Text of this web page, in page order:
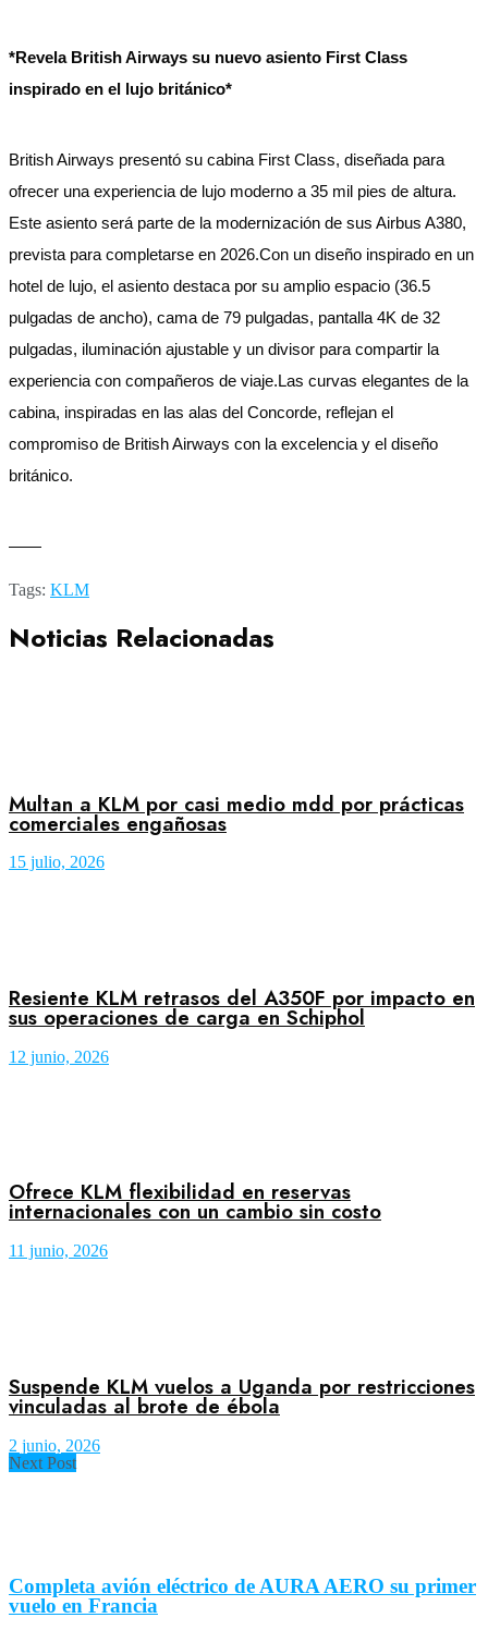
*Revela British Airways su nuevo asiento First Class
inspirado en el lujo británico*
British Airways presentó su cabina First Class, diseñada para
ofrecer una experiencia de lujo moderno a 35 mil pies de altura.
Este asiento será parte de la modernización de sus Airbus A380,
prevista para completarse en 2026.Con un diseño inspirado en un
hotel de lujo, el asiento destaca por su amplio espacio (36.5
pulgadas de ancho), cama de 79 pulgadas, pantalla 4K de 32
pulgadas, iluminación ajustable y un divisor para compartir la
experiencia con compañeros de viaje.Las curvas elegantes de la
cabina, inspiradas en las alas del Concorde, reflejan el
compromiso de British Airways con la excelencia y el diseño
británico.
——
Tags: KLM
Noticias Relacionadas
Multan a KLM por casi medio mdd por prácticas
comerciales engañosas
15 julio, 2026
Resiente KLM retrasos del A350F por impacto en
sus operaciones de carga en Schiphol
12 junio, 2026
Ofrece KLM flexibilidad en reservas
internacionales con un cambio sin costo
11 junio, 2026
Suspende KLM vuelos a Uganda por restricciones
vinculadas al brote de ébola
2 junio, 2026
Next Post
Completa avión eléctrico de AURA AERO su primer
vuelo en Francia